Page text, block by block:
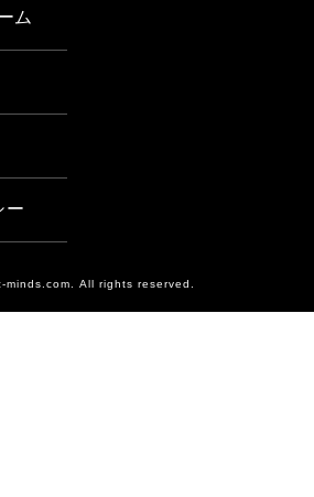
ム
ー
minds.com. All rights reserved.